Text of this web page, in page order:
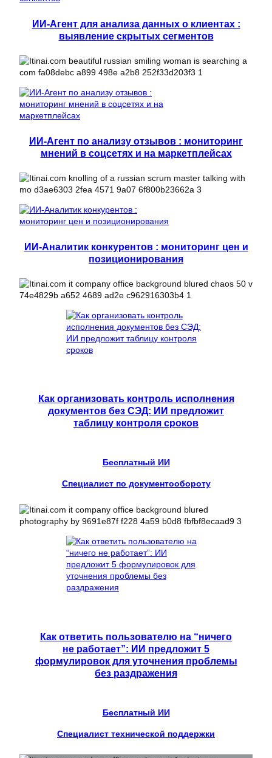
ИИ-Агент для анализа данных о клиентах :
выявление скрытых сегментов
ИИ-Агент по анализу отзывов : мониторинг
мнений в соцсетях и на маркетплейсах
ИИ-Аналитик конкурентов : мониторинг цен и
позиционирования
Как организовать контроль исполнения
документов без СЭД: ИИ предложит
таблицу контроля сроков
Бесплатный ИИ
Специалист по документообороту
Как ответить пользователю на “ничего
не работает”: ИИ предложит 5
формулировок для уточнения проблемы
без раздражения
Бесплатный ИИ
Специалист технической поддержки